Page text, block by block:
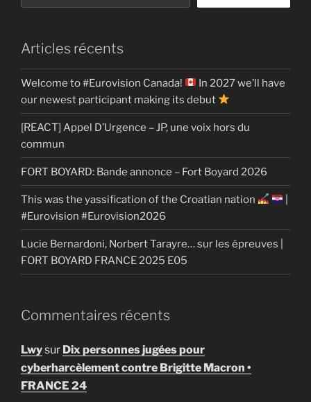
Articles récents
Welcome to #Eurovision Canada!
In 2027 we’ll have
our newest participant making its debut
[REACT] Appel D’Urgence – JP, une voix hors du
commun
FORT BOYARD: Bande annonce – Fort Boyard 2026
This was the yassification of the Croatian nation
#Eurovision #Eurovision2026
Lucie Bernardoni, Norbert Tarayre… sur les épreuves |
FORT BOYARD FRANCE 2025 E05
Commentaires récents
Lwysur Dix personnes jugées pour
cyberharcèlement contre Brigitte Macron •
FRANCE 24